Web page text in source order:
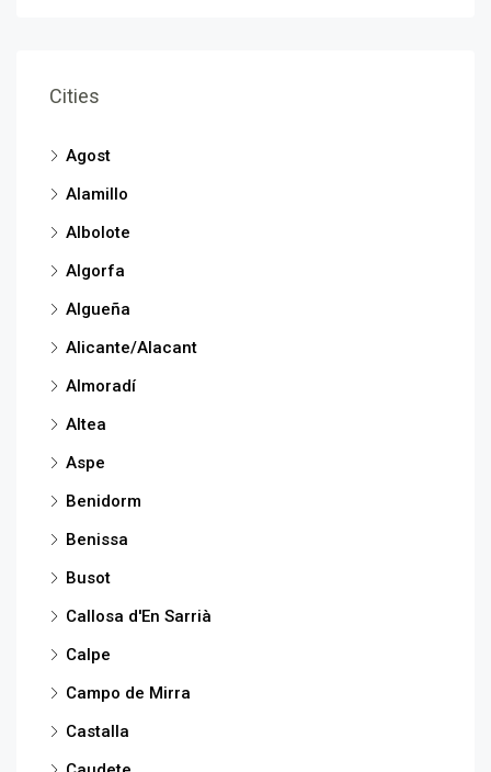
Cities
Agost
Alamillo
Albolote
Algorfa
Algueña
Alicante/Alacant
Almoradí
Altea
Aspe
Benidorm
Benissa
Busot
Callosa d'En Sarrià
Calpe
Campo de Mirra
Castalla